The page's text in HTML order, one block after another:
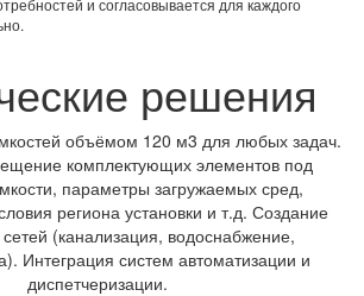
и согласовывается для каждого
решения
объёмом 120 м3 для любых задач.
комплектующих элементов под
параметры загружаемых сред,
региона установки и т.д. Создание
(канализация, водоснабжение,
Интеграция систем автоматизации и
диспетчеризации.